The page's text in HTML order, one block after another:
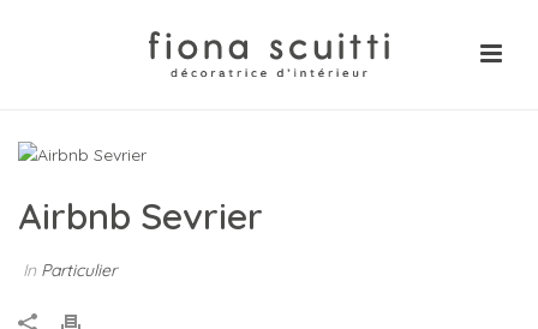
Airbnb Sevrier
In Particulier